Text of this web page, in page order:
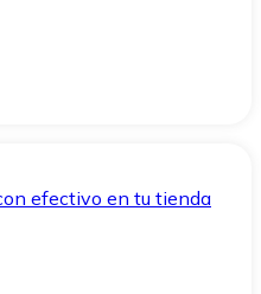
efectivo en tu tienda